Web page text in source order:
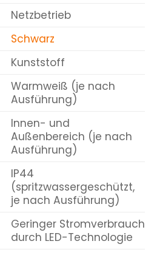
Netzbetrieb
Schwarz
Kunststoff
Warmweiß (je nach
Ausführung)
Innen- und
Außenbereich (je nach
Ausführung)
IP44
(spritzwassergeschützt,
je nach Ausführung)
Geringer Stromverbrauch
durch LED-Technologie